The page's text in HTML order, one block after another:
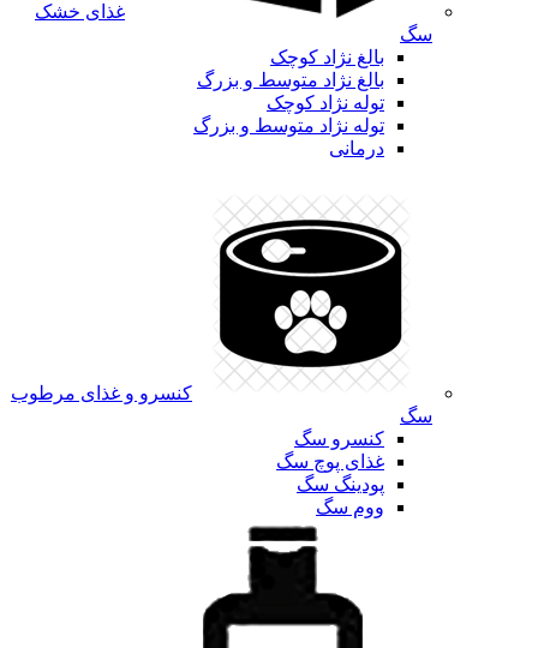
غذای خشک
سگ
بالغ نژاد کوچک
بالغ نژاد متوسط و بزرگ
توله نژاد کوچک
توله نژاد متوسط و بزرگ
درمانی
کنسرو و غذای مرطوب
سگ
کنسرو سگ
غذای پوچ سگ
پودینگ سگ
ووم سگ